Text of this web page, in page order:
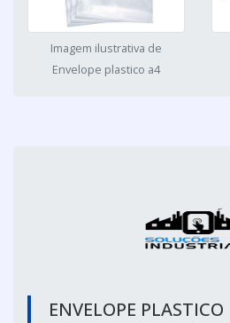
Imagem ilustrativa de
Envelope plastico a4
ENVELOPE PLASTICO